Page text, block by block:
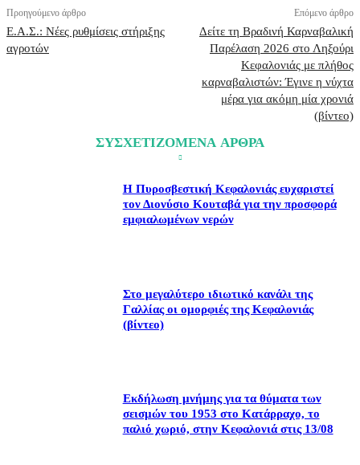
Προηγούμενο άρθρο
Ε.Α.Σ.: Νέες ρυθμίσεις στήριξης
αγροτών
Επόμενο άρθρο
Δείτε τη Βραδινή Καρναβαλική
Παρέλαση 2026 στο Ληξούρι
Κεφαλονιάς με πλήθος
καρναβαλιστών: Έγινε η νύχτα
μέρα για ακόμη μία χρονιά
(βίντεο)
ΣΥΣΧΕΤΙΖΟΜΕΝΑ ΑΡΘΡΑ
Η Πυροσβεστική Κεφαλονιάς ευχαριστεί
τον Διονύσιο Κουταβά για την προσφορά
εμφιαλωμένων νερών
Στο μεγαλύτερο ιδιωτικό κανάλι της
Γαλλίας οι ομορφιές της Κεφαλονιάς
(βίντεο)
Εκδήλωση μνήμης για τα θύματα των
σεισμών του 1953 στο Κατάρραχο, το
παλιό χωριό, στην Κεφαλονιά στις 13/08